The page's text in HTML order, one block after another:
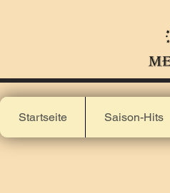
Startseite Saison-Hits